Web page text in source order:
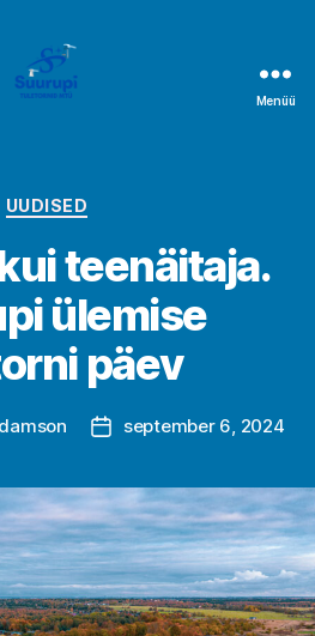
Menüü
Rubriigid
UUDISED
teenäitaja.
ülemise
päev
Postituse
september 6, 2024